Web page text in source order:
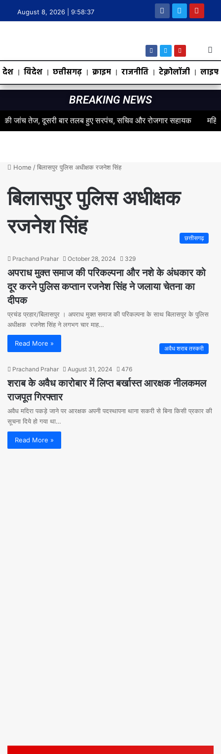
August 8, 2026 | 9:58:38
देश विदेश छत्तीसगढ़ क्राइम राजनीति टेक्नोलॉजी
BREAKING NEWS
तेज, दूसरी बार तलब हुए सरपंच, सचिव और रोजगार सहायक महिलाओं के
Home /बिलासपुर पुलिस अधीक्षक रजनेश सिंह
बिलासपुर पुलिस अधीक्षक
रजनेश सिंह
छत्तीसगढ़
Prachand Prahar October 28, 2024 329
अपराध मुक्त समाज की परिकल्पना और नशे के अंधकार को
दूर करने पुलिस कप्तान रजनेश सिंह ने जलाया चेतना का
दीपक
प्रचंड प्रहार/बिलासपुर । अपराध मुक्त समाज की परिकल्पना के साथ बिलासपुर के पुलिस
अधीक्षक रजनेश सिंह ने लगभग चार माह…
Read More »
अवैध शराब तस्करी
Prachand Prahar August 31, 2024 476
शराब के अवैध कारोबार में लिप्त बर्खास्त आरक्षक नीलकमल
राजपूत गिरफ्तार
अवैध मदिरा पकड़े जाने पर आरक्षक अपनी पदस्थापना थाना सकरी से बिना किसी प्रकार की
सूचना दिये हो गया था…
Read More »